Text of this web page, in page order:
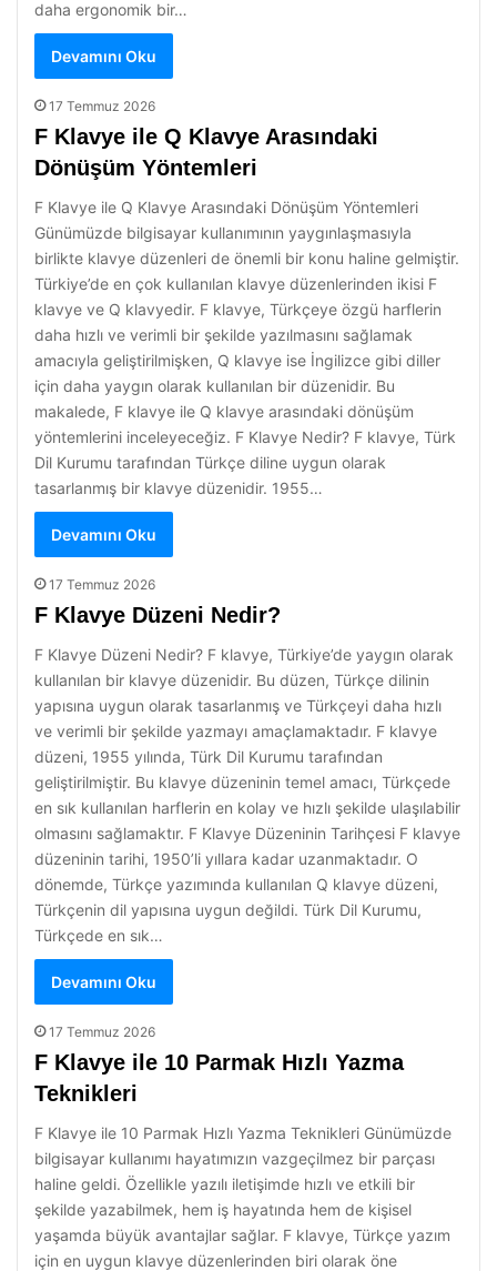
daha ergonomik bir…
Devamını Oku
17 Temmuz 2026
F Klavye ile Q Klavye Arasındaki
Dönüşüm Yöntemleri
F Klavye ile Q Klavye Arasındaki Dönüşüm Yöntemleri
Günümüzde bilgisayar kullanımının yaygınlaşmasıyla
birlikte klavye düzenleri de önemli bir konu haline gelmiştir.
Türkiye’de en çok kullanılan klavye düzenlerinden ikisi F
klavye ve Q klavyedir. F klavye, Türkçeye özgü harflerin
daha hızlı ve verimli bir şekilde yazılmasını sağlamak
amacıyla geliştirilmişken, Q klavye ise İngilizce gibi diller
için daha yaygın olarak kullanılan bir düzenidir. Bu
makalede, F klavye ile Q klavye arasındaki dönüşüm
yöntemlerini inceleyeceğiz. F Klavye Nedir? F klavye, Türk
Dil Kurumu tarafından Türkçe diline uygun olarak
tasarlanmış bir klavye düzenidir. 1955…
Devamını Oku
17 Temmuz 2026
F Klavye Düzeni Nedir?
F Klavye Düzeni Nedir? F klavye, Türkiye’de yaygın olarak
kullanılan bir klavye düzenidir. Bu düzen, Türkçe dilinin
yapısına uygun olarak tasarlanmış ve Türkçeyi daha hızlı
ve verimli bir şekilde yazmayı amaçlamaktadır. F klavye
düzeni, 1955 yılında, Türk Dil Kurumu tarafından
geliştirilmiştir. Bu klavye düzeninin temel amacı, Türkçede
en sık kullanılan harflerin en kolay ve hızlı şekilde ulaşılabilir
olmasını sağlamaktır. F Klavye Düzeninin Tarihçesi F klavye
düzeninin tarihi, 1950’li yıllara kadar uzanmaktadır. O
dönemde, Türkçe yazımında kullanılan Q klavye düzeni,
Türkçenin dil yapısına uygun değildi. Türk Dil Kurumu,
Türkçede en sık…
Devamını Oku
17 Temmuz 2026
F Klavye ile 10 Parmak Hızlı Yazma
Teknikleri
F Klavye ile 10 Parmak Hızlı Yazma Teknikleri Günümüzde
bilgisayar kullanımı hayatımızın vazgeçilmez bir parçası
haline geldi. Özellikle yazılı iletişimde hızlı ve etkili bir
şekilde yazabilmek, hem iş hayatında hem de kişisel
yaşamda büyük avantajlar sağlar. F klavye, Türkçe yazım
için en uygun klavye düzenlerinden biri olarak öne